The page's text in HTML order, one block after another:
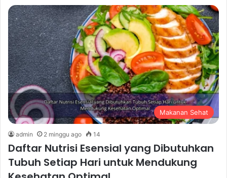
Makanan Sehat
admin 2 minggu ago 14
Daftar Nutrisi Esensial yang Dibutuhkan
Tubuh Setiap Hari untuk Mendukung